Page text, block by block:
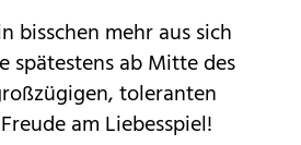
bisschen mehr aus sich
spätestens ab Mitte des
toleranten
am Liebesspiel!